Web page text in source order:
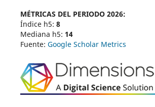
MÉTRICAS DEL PERIODO 2026:
Índice h5: 8
Mediana h5: 14
Fuente: Google Scholar Metrics